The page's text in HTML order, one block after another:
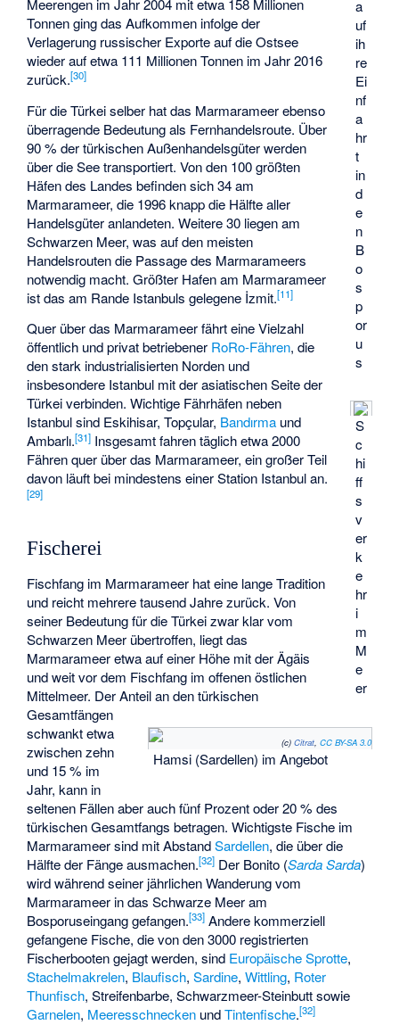
a
uf
ih
re
Ei
nf
a
hr
t
in
d
e
n
B
o
s
p
or
u
s
S
c
hi
ff
s
v
er
k
e
hr
i
m
M
e
er
Meerengen im Jahr 2004 mit etwa 158 Millionen
Tonnen ging das Aufkommen infolge der
Verlagerung russischer Exporte auf die Ostsee
wieder auf etwa 111 Millionen Tonnen im Jahr 2016
zurück.[30]
Für die Türkei selber hat das Marmarameer ebenso
überragende Bedeutung als Fernhandelsroute. Über
90 % der türkischen Außenhandelsgüter werden
über die See transportiert. Von den 100 größten
Häfen des Landes befinden sich 34 am
Marmarameer, die 1996 knapp die Hälfte aller
Handelsgüter anlandeten. Weitere 30 liegen am
Schwarzen Meer, was auf den meisten
Handelsrouten die Passage des Marmarameers
notwendig macht. Größter Hafen am Marmarameer
ist das am Rande Istanbuls gelegene İzmit.[11]
Quer über das Marmarameer fährt eine Vielzahl
öffentlich und privat betriebener RoRo-Fähren, die
den stark industrialisierten Norden und
insbesondere Istanbul mit der asiatischen Seite der
Türkei verbinden. Wichtige Fährhäfen neben
Istanbul sind Eskihisar,Topçular, Bandırma und
Ambarlı.[31] Insgesamt fahren täglich etwa 2000
Fähren quer über das Marmarameer, ein großer Teil
davon läuft bei mindestens einer Station Istanbul an.
[29]
Fischerei
(c) Citrat, CC BY-SA 3.0
Hamsi (Sardellen) im Angebot
Fischfang im Marmarameer hat eine lange Tradition
und reicht mehrere tausend Jahre zurück. Von
seiner Bedeutung für die Türkei zwar klar vom
Schwarzen Meer übertroffen, liegt das
Marmarameer etwa auf einer Höhe mit der Ägäis
und weit vor dem Fischfang im offenen östlichen
Mittelmeer. Der Anteil an den türkischen
Gesamtfängen
schwankt etwa
zwischen zehn
und 15 % im
Jahr, kann in
seltenen Fällen aber auch fünf Prozent oder 20 % des
türkischen Gesamtfangs betragen. Wichtigste Fische im
Marmarameer sind mit AbstandSardellen, die über die
Hälfte der Fänge ausmachen.[32] Der Bonito (Sarda Sarda)
wird während seiner jährlichen Wanderung vom
Marmarameer in das Schwarze Meer am
Bosporuseingang gefangen.[33] Andere kommerziell
gefangene Fische, die von den 3000 registrierten
Fischerbooten gejagt werden, sind Europäische Sprotte,
Stachelmakrelen, Blaufisch,Sardine,Wittling, Roter
Thunfisch,Streifenbarbe,Schwarzmeer-Steinbuttsowie
Garnelen, Meeresschnecken undTintenfische.[32]